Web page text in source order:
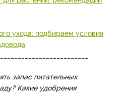
ухода: подбираем условия
запас питательных
Какие удобрения